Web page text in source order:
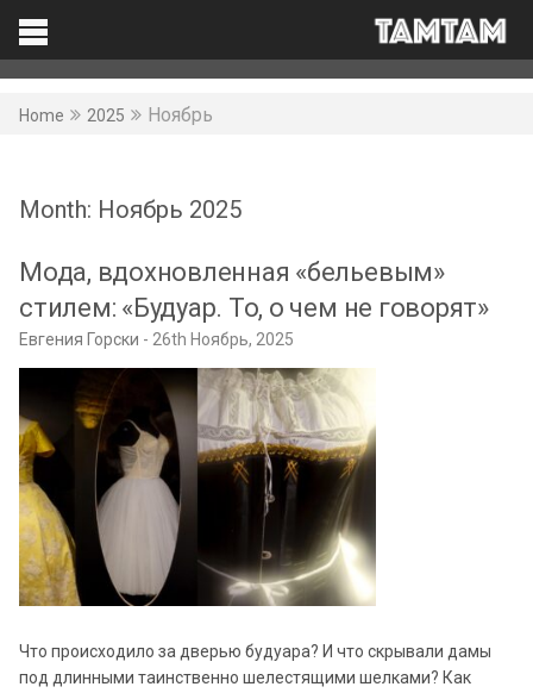
Facebook
Home 2025 Ноябрь
Month: Ноябрь 2025
Мода, вдохновленная «бельевым»
стилем: «Будуар. То, о чем не говорят»
Евгения Горски 26th Ноябрь, 2025
Что происходило за дверью будуара? И что скрывали дамы
под длинными таинственно шелестящими шелками? Как